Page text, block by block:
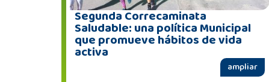
Segunda Correcaminata
Saludable: una política Municipal
que promueve hábitos de vida
activa
ampliar